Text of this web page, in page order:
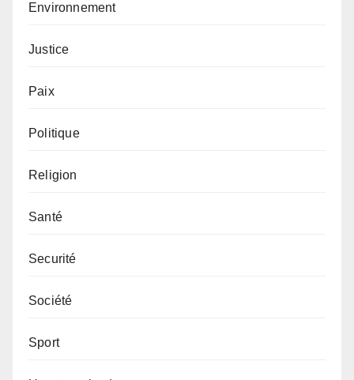
Environnement
Justice
Paix
Politique
Religion
Santé
Securité
Société
Sport